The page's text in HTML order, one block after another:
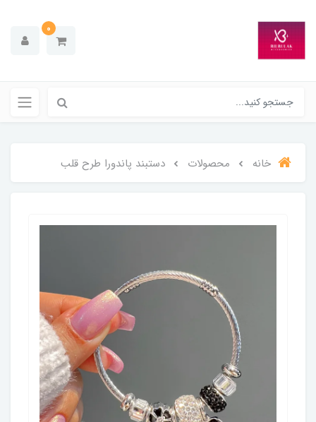
0
خانه محصولات دستبند پاندورا طرح قلب